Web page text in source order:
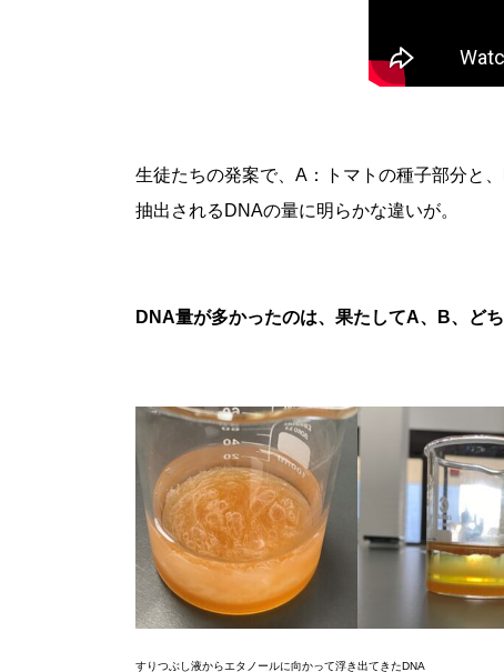
生徒たちの発案で、A：トマトの種子部分と
抽出されるDNAの量に明らかな違いが。
DNA量が多かったのは、果たしてA、B、ど
すりつぶし液からエタノールに向かって浮き出てきたDNA